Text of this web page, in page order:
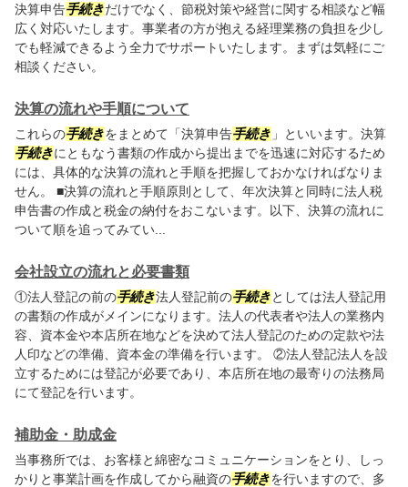
決算申告手続きだけでなく、節税対策や経営に関する相談など幅
広く対応いたします。事業者の方が抱える経理業務の負担を少し
でも軽減できるよう全力でサポートいたします。まずは気軽にご
相談ください。
決算の流れや手順について
これらの手続きをまとめて「決算申告手続き 」といいます。決算
手続きにともなう書類の作成から提出までを迅速に対応するため
には、具体的な決算の流れと手順を把握しておかなければなりま
せん。 ■決算の流れと手順原則として、年次決算と同時に法人税
申告書の作成と税金の納付をおこないます。以下、決算の流れに
ついて順を追ってみてい...
会社設立の流れと必要書類
①法人登記の前の手続き法人登記前の手続きとしては法人登記用
の書類の作成がメインになります。法人の代表者や法人の業務内
容、資本金や本店所在地などを決めて法人登記のための定款や法
人印などの準備、資本金の準備を行います。 ②法人登記法人を設
立するためには登記が必要であり、本店所在地の最寄りの法務局
にて登記を行います。
補助金・助成金
当事務所では、お客様と綿密なコミュニケーションをとり、しっ
かりと事業計画を作成してから融資の手続きを行いますので、多